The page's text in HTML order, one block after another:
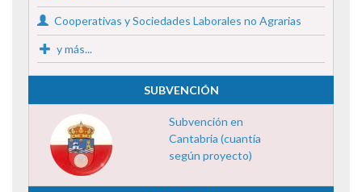
Cooperativas y Sociedades Laborales no Agrarias
y más...
SUBVENCIÓN
Subvención en
Cantabria (cuantía
según proyecto)